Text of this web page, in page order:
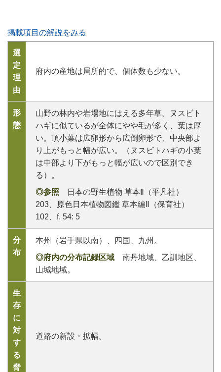
掲載項目の解説をみる
選
定
理
由
府内の産地は局所的で、個体数も少ない。
形
態
山野の林内や岩場地にはえる多年草。ヌスビト
ハギに似ているが全体にやや毛が多く、葉は厚
い。頂小葉は広卵形から広倒卵形で、中央部よ
り上がもっと幅が広い。（ヌスビトハギの小葉
は中部より下がもっと幅が広いので区別でき
る）。
◎参照 日本の野生植物 草本Ⅱ（平凡社）
203、原色日本植物図鑑 草本編Ⅱ（保育社）
102、f. 54: 5
分
布
本州（岩手県以南）、四国、九州。
◎府内の分布記録区域 南丹地域、乙訓地区、
山城地域。
生
存
に
対
す
る
脅
道路の新設・拡幅。